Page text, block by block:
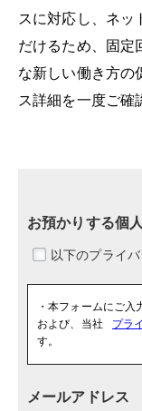
スに対応し、ネッ
だけるため、固定
な新しい働き方の
ス詳細を一度ご確
お預かりする個
・本フォームにご
および、当社
プラ
す。
メールアドレス